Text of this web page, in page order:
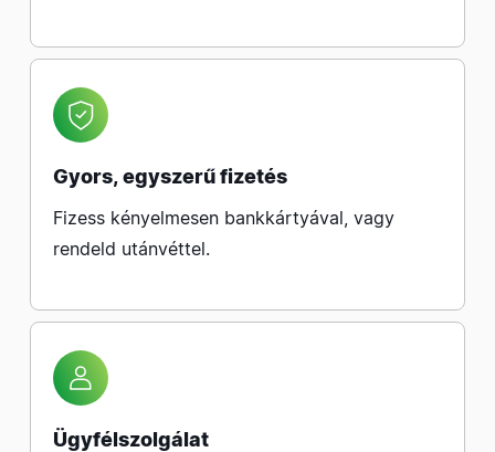
Gyors, egyszerű fizetés
Fizess kényelmesen bankkártyával, vagy
rendeld utánvéttel.
Ügyfélszolgálat